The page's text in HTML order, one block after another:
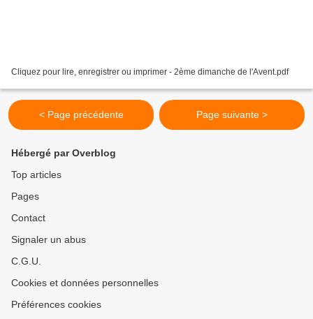
Cliquez pour lire, enregistrer ou imprimer - 2ème dimanche de l'Avent.pdf
< Page précédente Page suivante >
Hébergé par Overblog
Top articles
Pages
Contact
Signaler un abus
C.G.U.
Cookies et données personnelles
Préférences cookies